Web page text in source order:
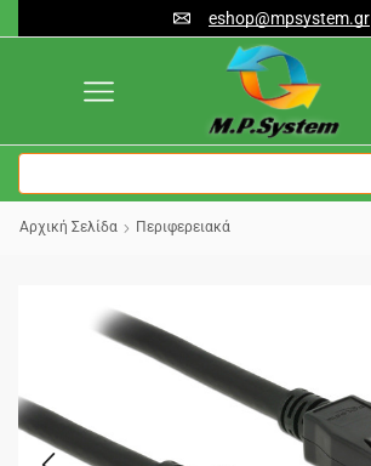
eshop@mpsystem.gr
Αρχική Σελίδα Περιφερειακά